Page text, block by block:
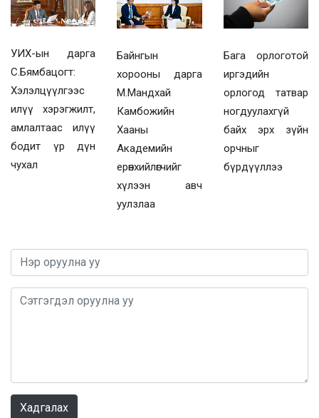
УИХ-ын дарга
С.Бямбацогт:
Хэлэлцүүлгээс
илүү хэрэгжилт,
амлалтаас илүү
бодит үр дүн
чухал
Байнгын
хорооны дарга
М.Мандхай
Камбожийн
Хааны
Академийн
ерөнхийлөгчийг
хүлээн авч
уулзлаа
Бага орлоготой
иргэдийн
орлогод татвар
ногдуулахгүй
байх эрх зүйн
орчныг
бүрдүүллээ
Хадгалах